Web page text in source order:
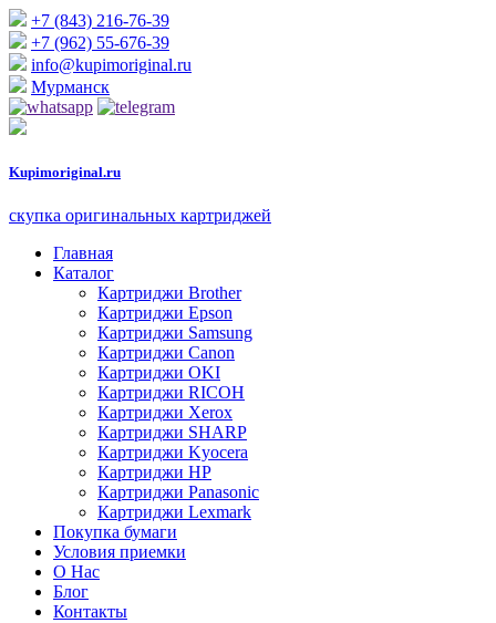
+7 (843) 216-76-39
+7 (962) 55-676-39
info@kupimoriginal.ru
Мурманск
Kupimoriginal.ru
скупка оригинальных картриджей
Главная
Каталог
Картриджи Brother
Картриджи Epson
Картриджи Samsung
Картриджи Canon
Картриджи OKI
Картриджи RICOH
Картриджи Xerox
Картриджи SHARP
Картриджи Kyocera
Картриджи HP
Картриджи Panasonic
Картриджи Lexmark
Покупка бумаги
Условия приемки
О Нас
Блог
Контакты